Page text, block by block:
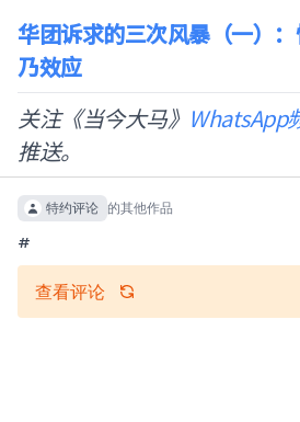
华团诉求的三次风暴（一）
乃效应
关注《当今大马》 WhatsApp
推送。
特约评论 的其他作品
#
查看评论